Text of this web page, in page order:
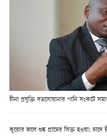
চীনা প্রযুক্তি বতসোয়ানার পানি সংকটে
কুয়োর জলে শুষ্ক গ্রামের সিক্ত হওয়া: চাদে